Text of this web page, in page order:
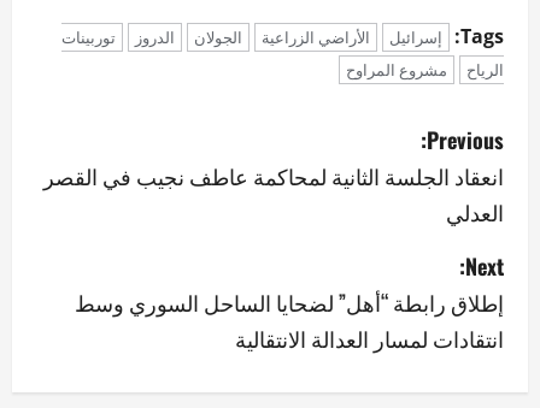
Tags: إسرائيل الأراضي الزراعية الجولان الدروز
توربينات
الرياح
مشروع المراوح
P
o
s
t
n
a
Previous:
انعقاد الجلسة الثانية لمحاكمة عاطف نجيب في القصر
العدلي
Next:
إطلاق رابطة “أهل” لضحايا الساحل السوري وسط
انتقادات لمسار العدالة الانتقالية